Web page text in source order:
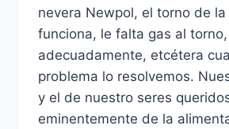
nevera Newpol, el torno de
funciona, le falta gas al
adecuadamente, etcétera
problema lo resolvemos.
y el de nuestro seres
eminentemente de la